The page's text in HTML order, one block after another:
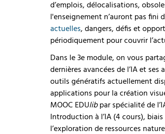
d’emplois, délocalisations,
l'enseignement n’auront pas fini
actuelles, dangers, défis et
périodiquement pour couvrir
Dans le 3e module, on vous
dernières avancées de l’IA et ses
outils génératifs actuellement
applications pour la création
MOOC EDUlibpar spécialité de
Introduction à l’IA (4 cours),
l’exploration de ressources